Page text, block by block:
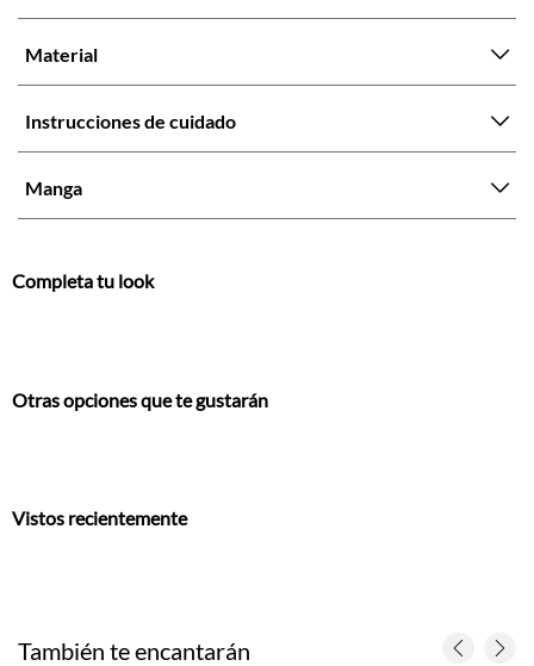
Material
Instrucciones de cuidado
Manga
Completa tu look
Otras opciones que te gustarán
Vistos recientemente
También te encantarán